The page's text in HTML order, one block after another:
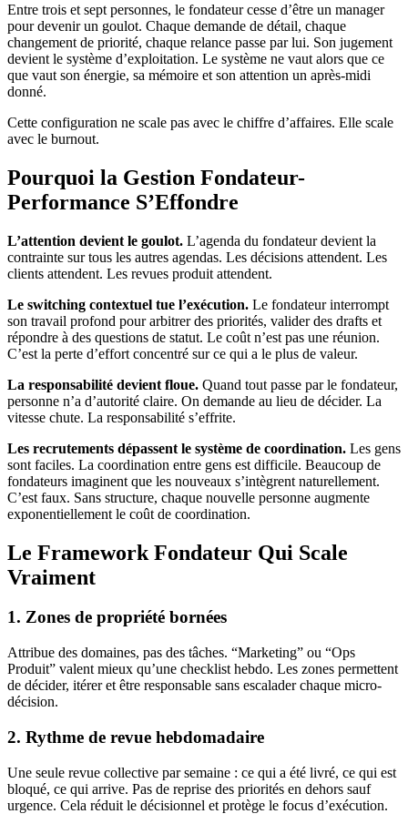
Entre trois et sept personnes, le fondateur cesse d’être un manager
pour devenir un goulot. Chaque demande de détail, chaque
changement de priorité, chaque relance passe par lui. Son jugement
devient le système d’exploitation. Le système ne vaut alors que ce
que vaut son énergie, sa mémoire et son attention un après-midi
donné.
Cette configuration ne scale pas avec le chiffre d’affaires. Elle scale
avec le burnout.
Pourquoi la Gestion Fondateur-
Performance S’Effondre
L’attention devient le goulot. L’agenda du fondateur devient la
contrainte sur tous les autres agendas. Les décisions attendent. Les
clients attendent. Les revues produit attendent.
Le switching contextuel tue l’exécution. Le fondateur interrompt
son travail profond pour arbitrer des priorités, valider des drafts et
répondre à des questions de statut. Le coût n’est pas une réunion.
C’est la perte d’effort concentré sur ce qui a le plus de valeur.
La responsabilité devient floue. Quand tout passe par le fondateur,
personne n’a d’autorité claire. On demande au lieu de décider. La
vitesse chute. La responsabilité s’effrite.
Les recrutements dépassent le système de coordination. Les gens
sont faciles. La coordination entre gens est difficile. Beaucoup de
fondateurs imaginent que les nouveaux s’intègrent naturellement.
C’est faux. Sans structure, chaque nouvelle personne augmente
exponentiellement le coût de coordination.
Le Framework Fondateur Qui Scale
Vraiment
1. Zones de propriété bornées
Attribue des domaines, pas des tâches. “Marketing” ou “Ops
Produit” valent mieux qu’une checklist hebdo. Les zones permettent
de décider, itérer et être responsable sans escalader chaque micro-
décision.
2. Rythme de revue hebdomadaire
Une seule revue collective par semaine : ce qui a été livré, ce qui est
bloqué, ce qui arrive. Pas de reprise des priorités en dehors sauf
urgence. Cela réduit le décisionnel et protège le focus d’exécution.